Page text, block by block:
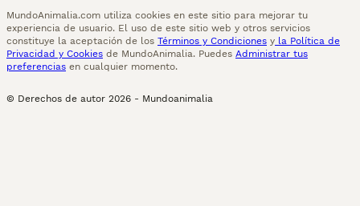
MundoAnimalia.com utiliza cookies en este sitio para mejorar tu
experiencia de usuario. El uso de este sitio web y otros servicios
constituye la aceptación de los Términos y Condiciones y la Política de
Privacidad y Cookies de MundoAnimalia. Puedes Administrar tus
preferencias en cualquier momento.
© Derechos de autor 2026 - Mundoanimalia